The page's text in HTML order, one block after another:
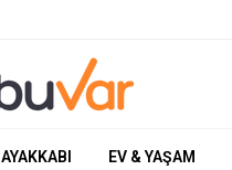
AYAKKABI EV & YAŞAM